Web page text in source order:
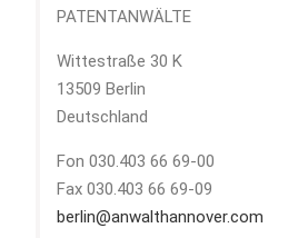
PATENTANWÄLTE
Wittestraße 30 K
13509 Berlin
Deutschland
Fon 030.403 66 69-00
Fax 030.403 66 69-09
berlin@anwalthannover.com